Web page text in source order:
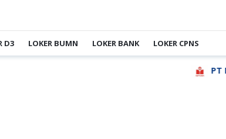
D3 LOKER BUMN LOKER BANK LOKER CPNS
PT